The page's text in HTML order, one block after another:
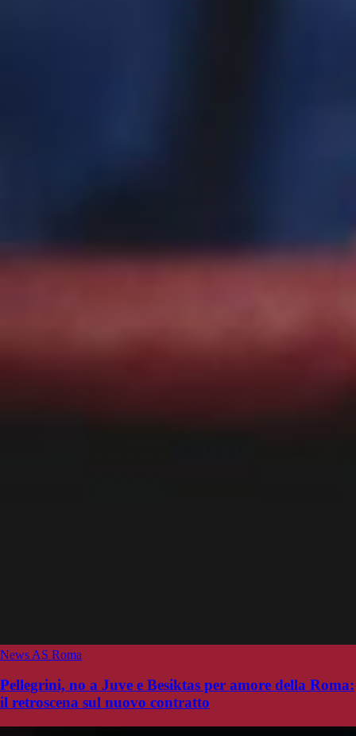
News AS Roma
Pellegrini, no a Juve e Besiktas per amore della Roma:
il retroscena sul nuovo contratto